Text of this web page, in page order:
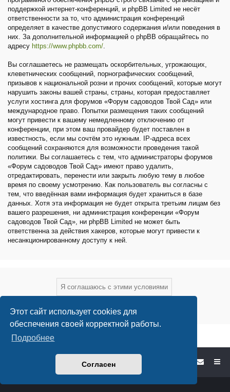
Этот сайт использует cookies для
обеспечения своей корректной работы.
Подробнее
Согласен
поддержкой интернет-конференций, и phpBB Limited не несёт
ответственности за то, что администрация конференций
определяет в качестве допустимого содержания и/или поведения в
них. За дополнительной информацией о phpBB обращайтесь по
адресу https://www.phpbb.com/.
Вы соглашаетесь не размещать оскорбительных, угрожающих,
клеветнических сообщений, порнографических сообщений,
призывов к национальной розни и прочих сообщений, которые могут
нарушить законы вашей страны, страны, которая предоставляет
услуги хостинга для форумов «Форум садоводов Твой Сад» или
международное право. Попытки размещения таких сообщений
могут привести к вашему немедленному отключению от
конференции, при этом ваш провайдер будет поставлен в
известность, если мы сочтём это нужным. IP-адреса всех
сообщений сохраняются для возможности проведения такой
политики. Вы соглашаетесь с тем, что администраторы форумов
«Форум садоводов Твой Сад» имеют право удалить,
отредактировать, перенести или закрыть любую тему в любое
время по своему усмотрению. Как пользователь вы согласны с
тем, что введённая вами информация будет храниться в базе
данных. Хотя эта информация не будет открыта третьим лицам без
вашего разрешения, ни администрация конференции «Форум
садоводов Твой Сад», ни phpBB Limited не может быть
ответственна за действия хакеров, которые могут привести к
несанкционированному доступу к ней.
Форум садоводов - список форумов